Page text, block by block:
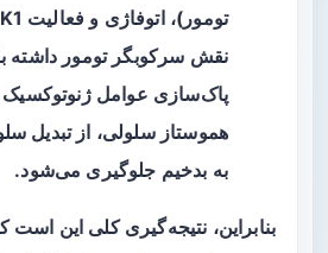
نقش سرکوبگر تومور داشته
پاک‌سازی عوامل
هموستاز سلولی، از تبدیل
به بدخیم جلوگیری می‌شود.